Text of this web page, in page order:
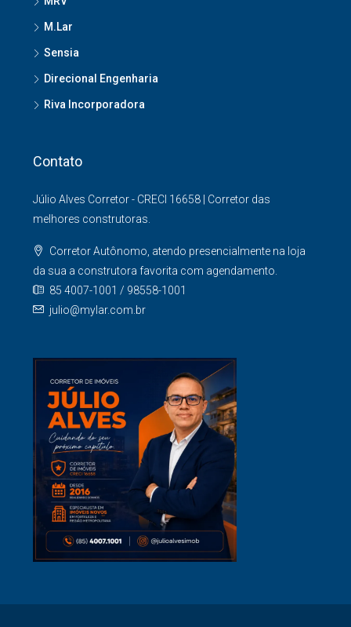
M.Lar
Sensia
Direcional Engenharia
Riva Incorporadora
Contato
Júlio Alves Corretor - CRECI 16658 | Corretor das
melhores construtoras.
Corretor Autônomo, atendo presencialmente na loja
da sua a construtora favorita com agendamento.
85 4007-1001 / 98558-1001
julio@mylar.com.br